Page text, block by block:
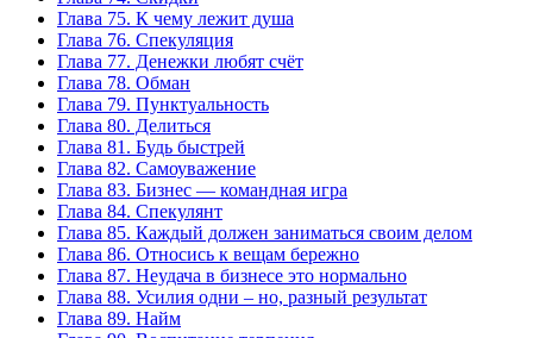
Глава 75. К чему лежит душа
Глава 76. Спекуляция
Глава 77. Денежки любят счёт
Глава 78. Обман
Глава 79. Пунктуальность
Глава 80. Делиться
Глава 81. Будь быстрей
Глава 82. Самоуважение
Глава 83. Бизнес — командная игра
Глава 84. Спекулянт
Глава 85. Каждый должен заниматься своим делом
Глава 86. Относись к вещам бережно
Глава 87. Неудача в бизнесе это нормально
Глава 88. Усилия одни – но, разный результат
Глава 89. Найм